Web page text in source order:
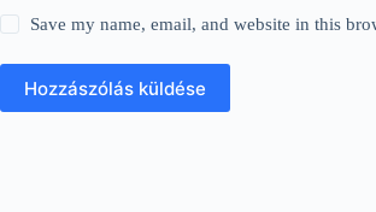
Save my name, email, and website in this
Hozzászólás küldése